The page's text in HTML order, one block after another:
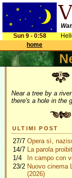
Sun 9 - 0:58
home
Near a tree by a river
there's a hole in the
ULTIMI POST
27/7 Opera sì,
14/7 La parola
1/4
In campo con
23/2 Nuovo cinema
(2026)